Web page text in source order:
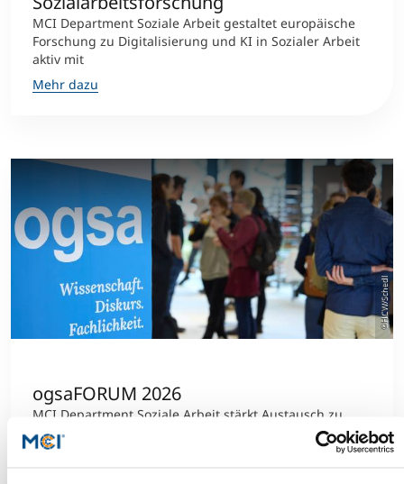
MCI Department Soziale Arbeit gestaltet europäische
Forschung zu Digitalisierung und KI in Sozialer Arbeit
aktiv mit
Mehr dazu
©HCW/Schedl
ogsaFORUM 2026
MCI Department Soziale Arbeit stärkt Austausch zu
Praxis, Forschung und Weiterentwicklung der
Profession